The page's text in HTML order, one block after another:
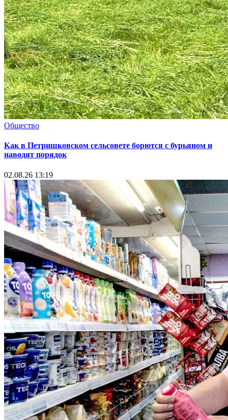
Общество
Как в Петришковском сельсовете борются с бурьяном и
наводят порядок
02.08.26 13:19